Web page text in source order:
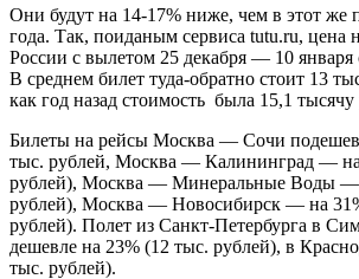
Они будут на 14-17% ниже, чем в этот же
года. Так, поиданым сервиса tutu.ru, цена
России с вылетом 25 декабря — 10 января
В среднем билет туда-обратно стоит 13
как год назад стоимость была 15,1 тысячу
Билеты на рейсы Москва — Сочи
тыс. рублей, Москва — Калининград —
рублей), Москва — Минеральные Воды —
рублей), Москва — Новосибирск — на
рублей). Полет из Санкт-Петербурга в
дешевле на 23% (12 тыс. рублей), в
тыс. рублей).